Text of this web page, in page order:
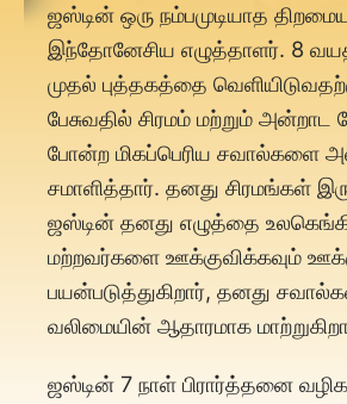
ஜஸ்டின் ஒரு நம்பமுடியாத
இந்தோனேசிய எழுத்தாளர். 8
முதல் புத்தகத்தை
பேசுவதில் சிரமம் மற்றும்
போன்ற மிகப்பெரிய சவால்களை
சமாளித்தார். தனது சிரமங்கள்
ஜஸ்டின் தனது எழுத்தை
மற்றவர்களை ஊக்குவிக்கவும்
பயன்படுத்துகிறார், தனது
வலிமையின் ஆதாரமாக
ஜஸ்டின் 7 நாள் பிரார்த்தனை